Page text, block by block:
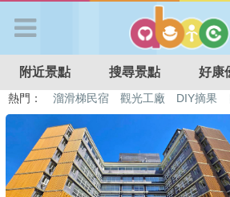
APP登入
首 頁
搜尋景點
附近景點 搜尋景點 好康
熱門： 溜滑梯民宿 觀光工廠 DIY摘果
特色遊戲場
親子住房優惠 台北親子餐廳